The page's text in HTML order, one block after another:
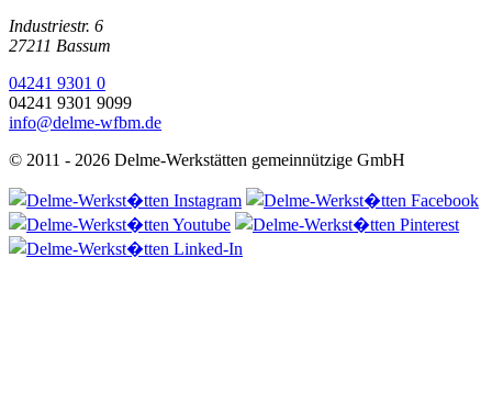
Industriestr. 6
27211 Bassum
04241 9301 0
04241 9301 9099
info@delme-wfbm.de
© 2011 - 2026 Delme-Werkstätten gemeinnützige GmbH